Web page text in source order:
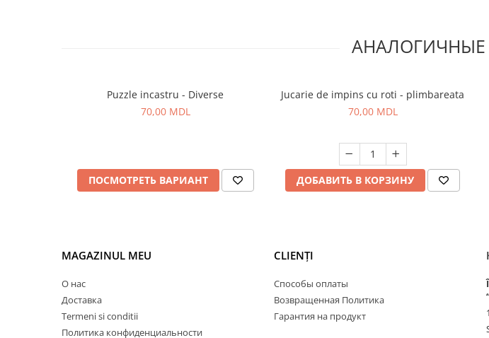
Puzzle incastru - Diverse
70,00 MDL
ПОСМОТРЕТЬ ВАРИАНТ
Jucarie de impins cu roti - plimbareata
70,00 MDL
ДОБАВИТЬ В КОРЗИНУ
MAGAZINUL MEU
О нас
Доставка
Termeni si conditii
Политика конфиденциальности
CLIENȚI
Способы оплаты
Возвращенная Политика
Гарантия на продукт